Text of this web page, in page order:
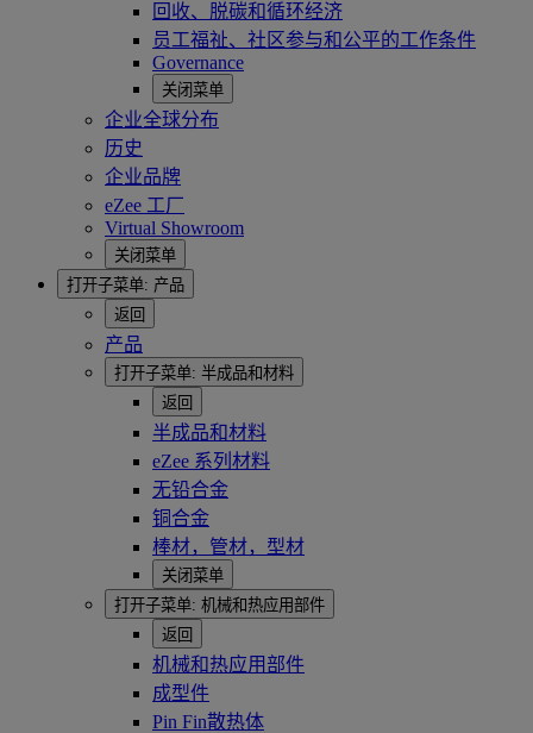
回收、脱碳和循环经济
员工福祉、社区参与和公平的工作条件
Governance
关闭菜单
企业全球分布
历史
企业品牌
eZee 工厂
Virtual Showroom
关闭菜单
打开子菜单: 产品
返回
产品
打开子菜单: 半成品和材料
返回
半成品和材料
eZee 系列材料
无铅合金
铜合金
棒材，管材，型材
关闭菜单
打开子菜单: 机械和热应用部件
返回
机械和热应用部件
成型件
Pin Fin散热体